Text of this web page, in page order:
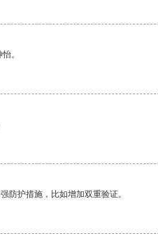
。
防护措施，比如增加双重验证。